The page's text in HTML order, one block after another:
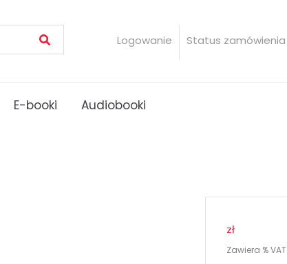
Logowanie Status zamówienia
E-booki Audiobooki
zł
Zawiera % VAT